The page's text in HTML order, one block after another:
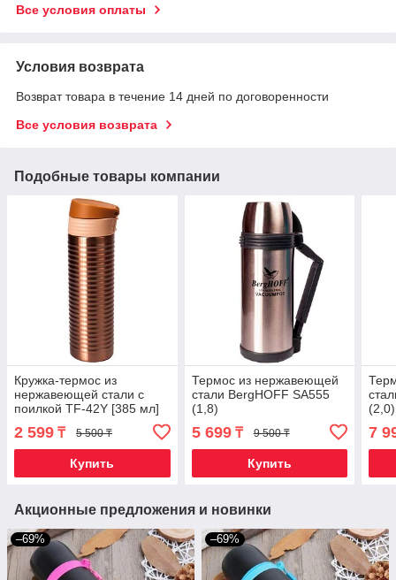
Все условия оплаты
Условия возврата
Возврат товара в течение 14 дней по договоренности
Все условия возврата
Подобные товары компании
Кружка-термос из
нержавеющей стали с
поилкой TF-42Y [385 мл]
(Бронзовый)
2 599 ₸ 5 500 ₸
Купить
Термос из нержавеющей
стали BergHOFF SA555
(1,8)
5 699₸ 9 500 ₸
Купить
(2,0)
7
Акционные предложения и новинки
–69% –69%